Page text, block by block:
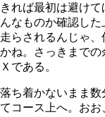
きれば最初は避け
んなものか確認し
走らされるんじゃ
かね。さっきまでの
Ｘである。
落ち着かないまま
てコース上へ。お